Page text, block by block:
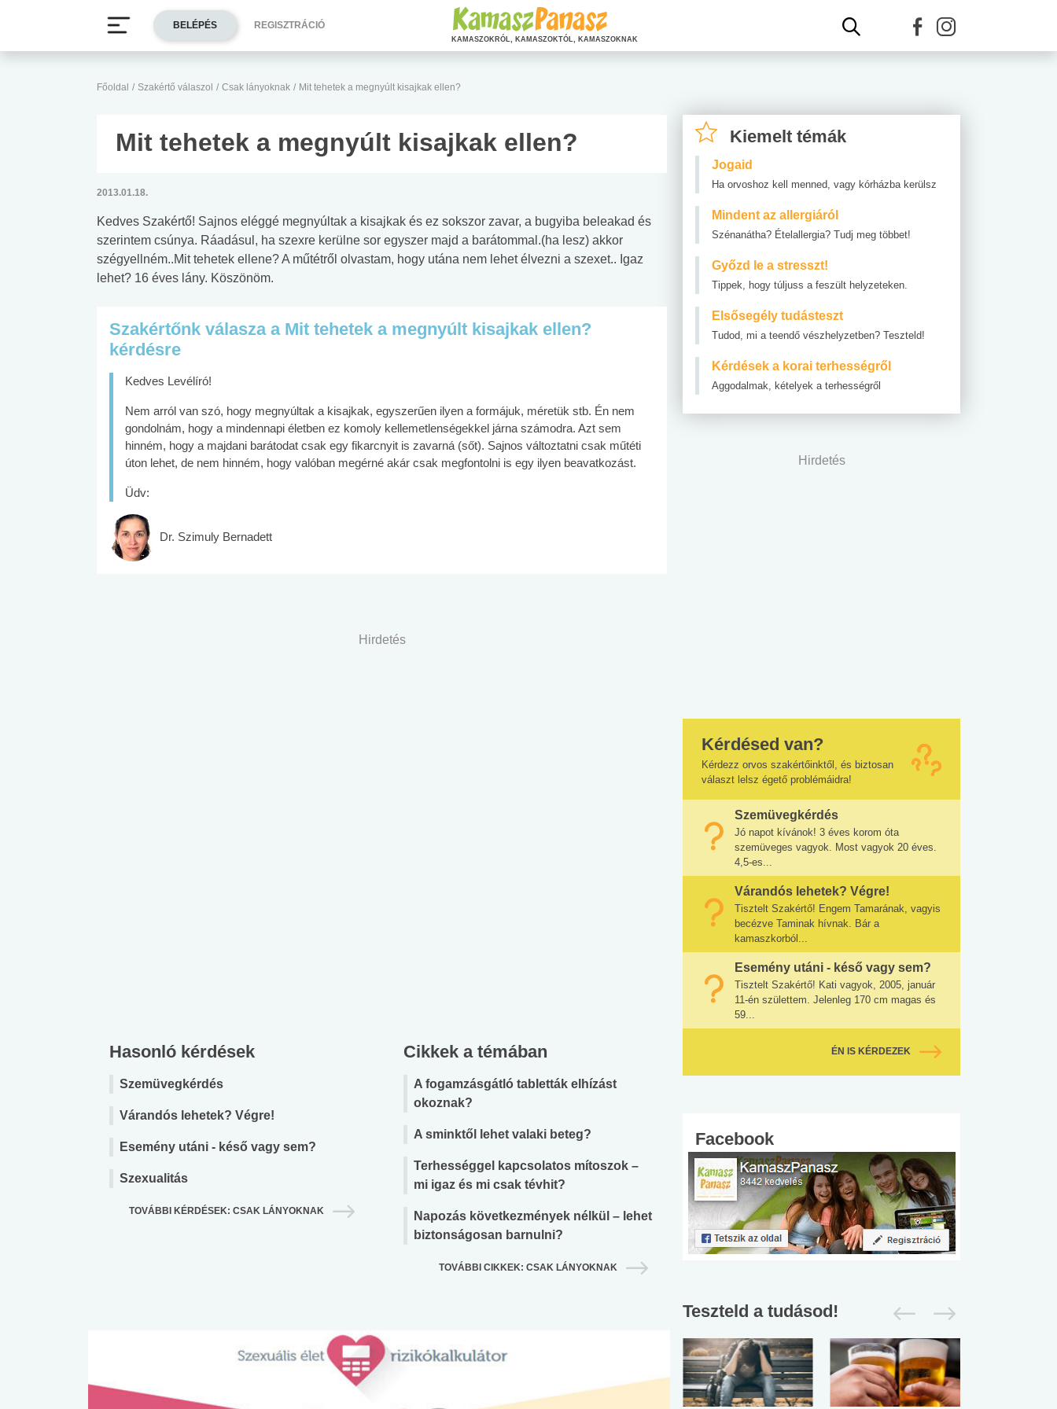
Főoldal / Szakértő válaszol / Csak lányoknak / Mit tehetek a megnyúlt kisajkak ellen?
Mit tehetek a megnyúlt kisajkak ellen?
2013.01.18.
Kedves Szakértő! Sajnos eléggé megnyúltak a kisajkak és ez sokszor zavar, a bugyiba beleakad és
szerintem csúnya. Ráadásul, ha szexre kerülne sor egyszer majd a barátommal.(ha lesz) akkor
szégyellném..Mit tehetek ellene? A műtétről olvastam, hogy utána nem lehet élvezni a szexet.. Igaz
lehet? 16 éves lány. Köszönöm.
Szakértőnk válasza a Mit tehetek a megnyúlt kisajkak ellen?
kérdésre
Kedves Levélíró!
Nem arról van szó, hogy megnyúltak a kisajkak, egyszerűen ilyen a formájuk, méretük stb. Én nem
gondolnám, hogy a mindennapi életben ez komoly kellemetlenségekkel járna számodra. Azt sem
hinném, hogy a majdani barátodat csak egy fikarcnyit is zavarná (sőt). Sajnos változtatni csak műtéti
úton lehet, de nem hinném, hogy valóban megérné akár csak megfontolni is egy ilyen beavatkozást.
Üdv:
Dr. Szimuly Bernadett
Hirdetés
Hasonló kérdések
Szemüvegkérdés
Várandós lehetek? Végre!
Esemény utáni - késő vagy sem?
Szexualitás
TOVÁBBI KÉRDÉSEK: CSAK LÁNYOKNAK
Cikkek a témában
A fogamzásgátló tabletták elhízást
okoznak?
A sminktől lehet valaki beteg?
Terhességgel kapcsolatos mítoszok –
mi igaz és mi csak tévhit?
Napozás következmények nélkül – lehet
biztonságosan barnulni?
TOVÁBBI CIKKEK: CSAK LÁNYOKNAK
Kiemelt témák
Jogaid
Ha orvoshoz kell menned, vagy kórházba kerülsz
Mindent az allergiáról
Szénanátha? Ételallergia? Tudj meg többet!
Győzd le a stresszt!
Tippek, hogy túljuss a feszült helyzeteken.
Elsősegély tudásteszt
Tudod, mi a teendő vészhelyzetben? Teszteld!
Kérdések a korai terhességről
Aggodalmak, kételyek a terhességről
Hirdetés
Kérdésed van?
Kérdezz orvos szakértőinktől, és biztosan
választ lelsz égető problémáidra!
Szemüvegkérdés
Jó napot kívánok! 3 éves korom óta
szemüveges vagyok. Most vagyok 20 éves.
4,5-es...
Várandós lehetek? Végre!
Tisztelt Szakértő! Engem Tamarának, vagyis
becézve Taminak hívnak. Bár a
kamaszkorból...
Esemény utáni - késő vagy sem?
Tisztelt Szakértő! Kati vagyok, 2005, január
11-én születtem. Jelenleg 170 cm magas és
59...
ÉN IS KÉRDEZEK
Facebook
Teszteld a tudásod!
BELÉPÉS REGISZTRÁCIÓ
KAMASZOKRÓL, KAMASZOKTÓL, KAMASZOKNAK